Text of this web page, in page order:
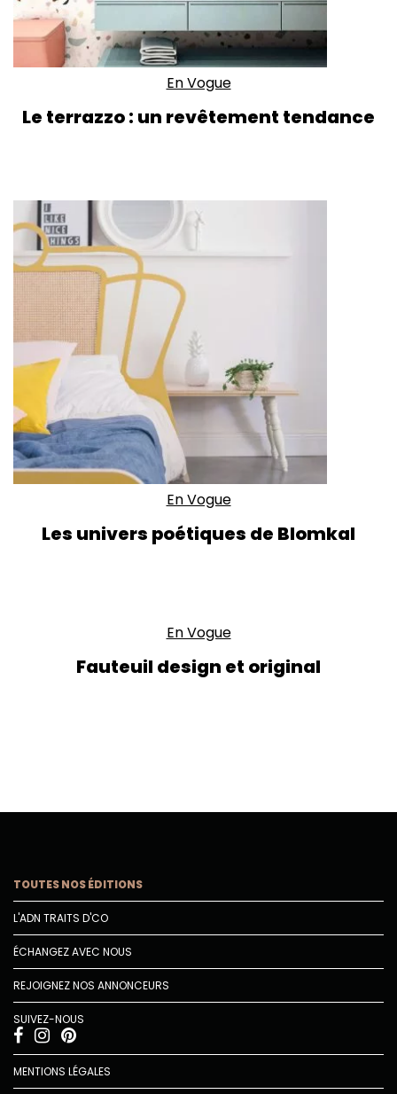
En Vogue
Le terrazzo : un revêtement tendance
En Vogue
Les univers poétiques de Blomkal
En Vogue
Fauteuil design et original
TOUTES NOS ÉDITIONS
L'ADN TRAITS D'CO
ÉCHANGEZ AVEC NOUS
REJOIGNEZ NOS ANNONCEURS
SUIVEZ-NOUS
MENTIONS LÉGALES